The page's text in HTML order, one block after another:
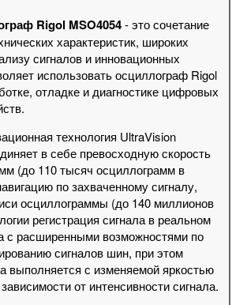
Rigol MSO4054- это сочетание
характеристик, широких
сигналов и инновационных
использовать осциллограф Rigol
отладке и диагностике цифровых
технология UltraVision
в себе превосходную скорость
(до 110 тысяч осциллограмм в
по захваченному сигналу,
осциллограммы (до 140 миллионов
регистрация сигнала в реальном
с расширенными возможностями по
сигналов шин, при этом
выполняется с изменяемой яркостью
от интенсивности сигнала.